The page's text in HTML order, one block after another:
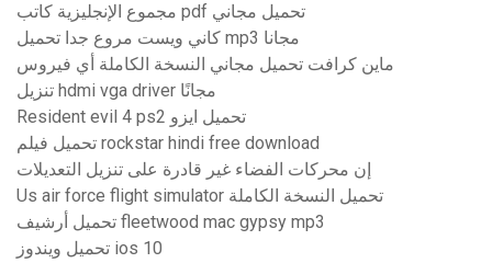
مجموع الإنجليزية كاتب pdf تحميل مجاني
كاني ويست مروع جدا تحميل mp3 مجانا
ماين كرافت تحميل مجاني النسخة الكاملة أي فيروس
تنزيل hdmi vga driver مجانًا
Resident evil 4 ps2 تحميل ايزو
تحميل فيلم rockstar hindi free download
إن محركات الفضاء غير قادرة على تنزيل التعديلات
Us air force flight simulator تحميل النسخة الكاملة
تحميل أرشيف fleetwood mac gypsy mp3
تحميل ويندوز ios 10